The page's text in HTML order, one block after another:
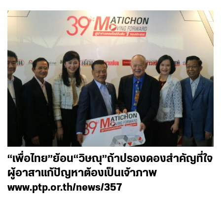
“เพื่อไทย”ย้อน“วิษณุ”ถ้าปรองดองสำคัญที่ใจ
ผู้อาสาแก้ปัญหาต้องเป็นเจ้าภาพ
www.ptp.or.th/news/357